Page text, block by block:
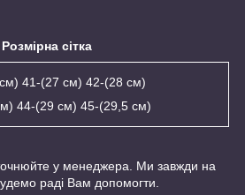
Розмірна сітка
41-(27 см) 42-(28 см)
44-(29 см) 45-(29,5 см)
у менеджера. Ми завжди на
раді Вам допомогти.